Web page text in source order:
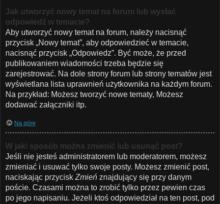
Jak utworzyć nowy temat na forum lub wysłać
odpowiedź w temacie?
Aby utworzyć nowy temat na forum, należy nacisnąć
przycisk „Nowy temat”, aby odpowiedzieć w temacie,
nacisnąć przycisk „Odpowiedz”. Być może, że przed
publikowaniem wiadomości trzeba będzie się
zarejestrować. Na dole strony forum lub strony tematów jest
wyświetlana lista uprawnień użytkownika na każdym forum.
Na przykład: Możesz tworzyć nowe tematy, Możesz
dodawać załączniki itp.
Na górę
W jaki sposób można zmienić lub usunąć post?
Jeśli nie jesteś administratorem lub moderatorem, możesz
zmieniać i usuwać tylko swoje posty. Możesz zmienić post,
naciskając przycisk Zmień znajdujący się przy danym
poście. Czasami można to zrobić tylko przez pewien czas
po jego napisaniu. Jeżeli ktoś odpowiedział na ten post, pod